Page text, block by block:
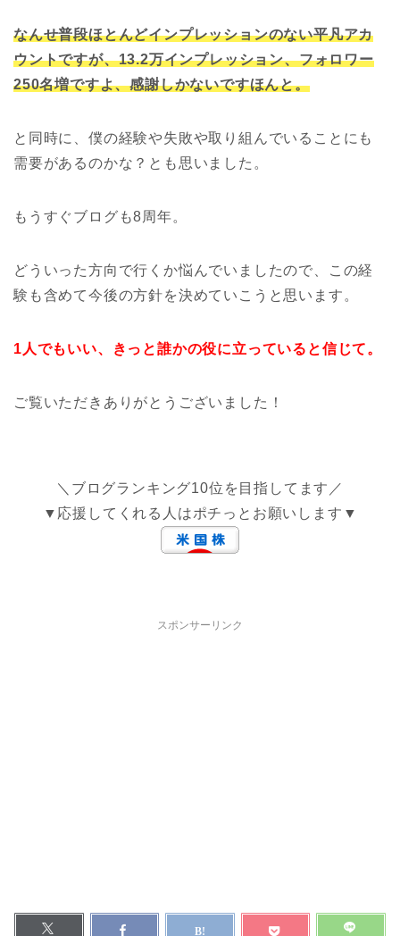
なんせ普段ほとんどインプレッションのない平凡アカ
ウントですが、13.2万インプレッション、フォロワー
250名増ですよ、感謝しかないですほんと。
と同時に、僕の経験や失敗や取り組んでいることにも
需要があるのかな？とも思いました。
もうすぐブログも8周年。
どういった方向で行くか悩んでいましたので、この経
験も含めて今後の方針を決めていこうと思います。
1人でもいい、きっと誰かの役に立っていると信じて。
ご覧いただきありがとうございました！
＼ブログランキング10位を目指してます／
▼応援してくれる人はポチっとお願いします▼
スポンサーリンク